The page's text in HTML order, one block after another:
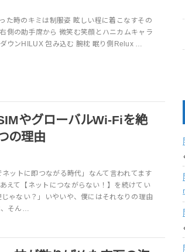
た時のキミは制服姿 眩しい程に着こなすその
側の助手席から 微笑む笑顔とハニカムキャラ
ウンHILUX 包み込む 腕枕 眠り側Relux …
やグローバルWi-Fiを絶
の理由
ットに即つながる時代」なんて言われてます
えて【ネットにつながらない！】を続けてい
ゃない？」いやいや、僕にはそれなりの理由
、そん…